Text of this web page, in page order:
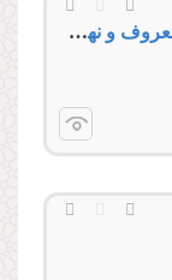
جهاد فرهنگی؛ مهم‌ترین مصداق امر به معروف و نهی از منکر